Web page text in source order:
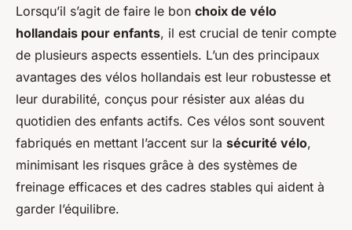
Sara•22 avril 2025• 6 min de lecture
Lorsqu’il s’agit de faire le bon choix de vélo
hollandais pour enfants, il est crucial de tenir compte
de plusieurs aspects essentiels. L’un des principaux
avantages des vélos hollandais est leur robustesse et
leur durabilité, conçus pour résister aux aléas du
quotidien des enfants actifs. Ces vélos sont souvent
fabriqués en mettant l’accent sur la sécurité vélo,
minimisant les risques grâce à des systèmes de
freinage efficaces et des cadres stables qui aident à
garder l’équilibre.